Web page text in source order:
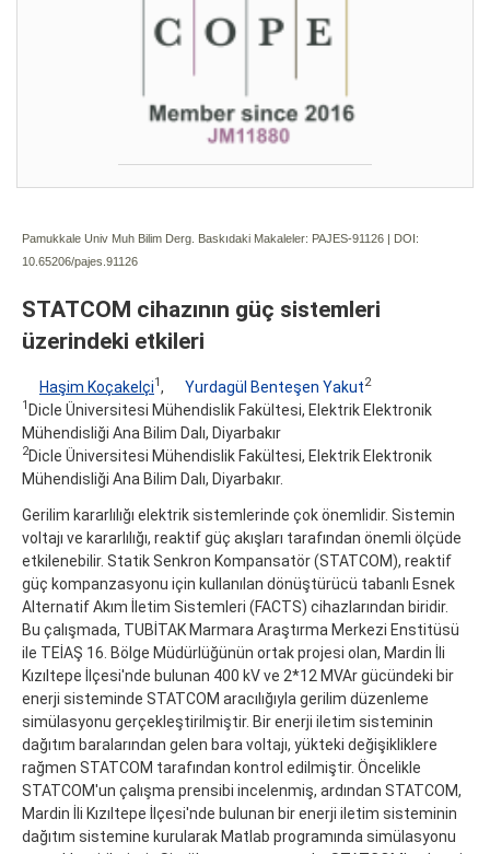
Pamukkale Univ Muh Bilim Derg. Baskıdaki Makaleler: PAJES-91126 | DOI:
10.65206/pajes.91126
STATCOM cihazının güç sistemleri
üzerindeki etkileri
Haşim Koçakelçi1 , Yurdagül Benteşen Yakut2
1 Dicle Üniversitesi Mühendislik Fakültesi, Elektrik Elektronik
Mühendisliği Ana Bilim Dalı, Diyarbakır
2Dicle Üniversitesi Mühendislik Fakültesi, Elektrik Elektronik
Mühendisliği Ana Bilim Dalı, Diyarbakır.
Gerilim kararlılığı elektrik sistemlerinde çok önemlidir. Sistemin
voltajı ve kararlılığı, reaktif güç akışları tarafından önemli ölçüde
etkilenebilir. Statik Senkron Kompansatör (STATCOM), reaktif
güç kompanzasyonu için kullanılan dönüştürücü tabanlı Esnek
Alternatif Akım İletim Sistemleri (FACTS) cihazlarından biridir.
Bu çalışmada, TUBİTAK Marmara Araştırma Merkezi Enstitüsü
ile TEİAŞ 16. Bölge Müdürlüğünün ortak projesi olan, Mardin İli
Kızıltepe İlçesi'nde bulunan 400 kV ve 2*12 MVAr gücündeki bir
enerji sisteminde STATCOM aracılığıyla gerilim düzenleme
simülasyonu gerçekleştirilmiştir. Bir enerji iletim sisteminin
dağıtım baralarından gelen bara voltajı, yükteki değişikliklere
rağmen STATCOM tarafından kontrol edilmiştir. Öncelikle
STATCOM'un çalışma prensibi incelenmiş, ardından STATCOM,
Mardin İli Kızıltepe İlçesi'nde bulunan bir enerji iletim sisteminin
dağıtım sistemine kurularak Matlab programında simülasyonu